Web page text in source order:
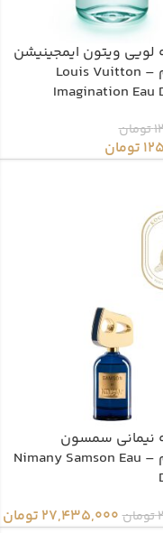
لویی ویتون ایمجینیشن
ادوپرفیوم – Louis Vuitton
Imagination Eau
تومان
تومان
نیمانی سمسون
ادوپرفیوم – Nimany Samson Eau
تومان 27,435,000 تومان